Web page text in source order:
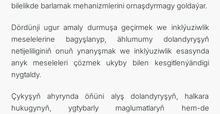
bilelikde barlamak mehanizmlerini ornaşdyrmagy goldaýar.
Dördünji ugur amaly durmuşa geçirmek we inklýuziwlik
meselelerine bagyşlanyp, ählumumy dolandyryşyň
netijeliliginiň onuň ynanyşmak we inklýuziwlik esasynda
anyk meseleleri çözmek ukyby bilen kesgitlenýändigi
nygtaldy.
Çykyşyň ahyrynda öňüni alyş dolandyryşyň, halkara
hukugynyň, ygtybarly maglumatlaryň hem-de